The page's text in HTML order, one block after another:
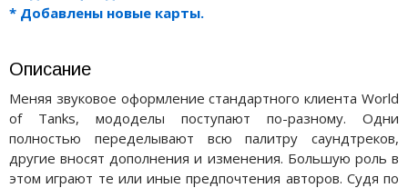
* Добавлены новые карты.
Описание
Меняя звуковое оформление стандартного клиента World
of Tanks, мододелы поступают по-разному. Одни
полностью переделывают всю палитру саундтреков,
другие вносят дополнения и изменения. Большую роль в
этом играют те или иные предпочтения авторов. Судя по